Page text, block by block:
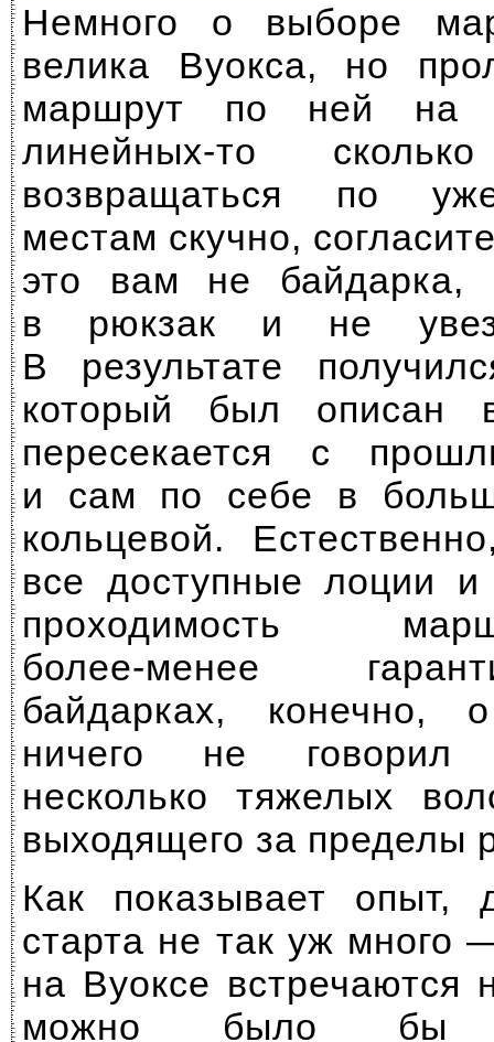
Немного о выборе
велика Вуокса, но
маршрут по ней на
линейных-то
возвращаться по
местам скучно,
это вам не
в рюкзак и не
В результате
который был
пересекается с
и сам по себе в
кольцевой.
все доступные лоции и
проходимость
более-менее
байдарках, конечно,
ничего не
несколько тяжелых
выходящего за пределы
Как показывает опыт,
старта не так уж много
на Вуоксе встречаются
можно было бы